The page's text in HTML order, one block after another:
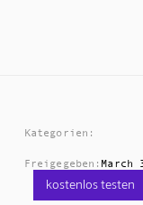
Kategorien:
Freigegeben: March
kostenlos testen